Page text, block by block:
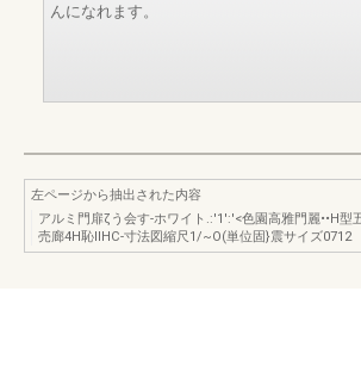
んになれます。
左ページから抽出された内容
アルミ門扉ζう会す-ホワイト.:'1':'<色園高雅門麗••H型
売廊4H恥IIHC-寸法図縮尺1/~O(単位固}震サイズ0712